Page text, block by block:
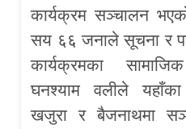
कार्यक्रम सञ्चालन
सय ६६ जनाले सूचना र
कार्यक्रमका
घनश्याम वलीले
खजुरा र बैजनाथमा